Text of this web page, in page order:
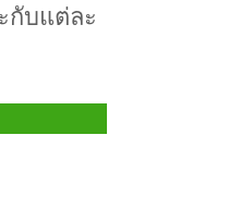
กับแต่ละ